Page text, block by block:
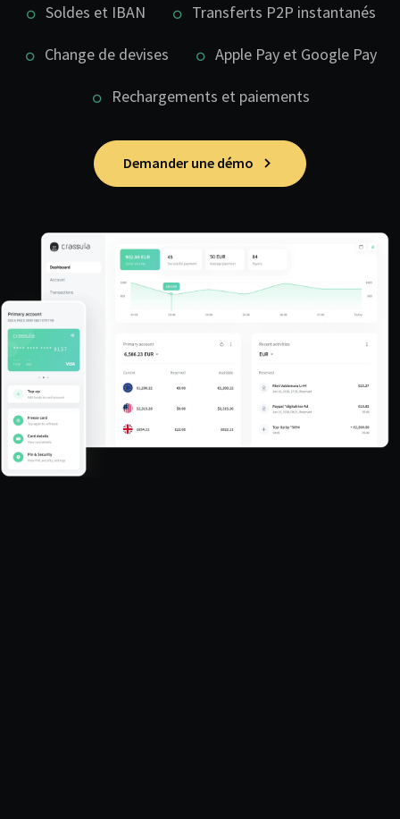
Soldes et IBAN Transferts P2P instantanés
Change de devises Apple Pay et Google Pay
Rechargements et paiements
Demander une démo